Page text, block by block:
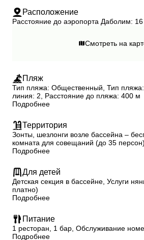
Расположение
Расстояние до аэропорта Даболим:
Смотреть на
Пляж
Тип пляжа: Общественный, Тип
линия: 2, Расстояние до пляжа: 400 м
Подробнее
Территория
Зонты, шезлонги возле бассейна –
комната для совещаний (до 35
запросу, платно)
Подробнее
Для детей
Детская секция в бассейне, Услуги
платно)
Подробнее
Питание
1 ресторан, 1 бар, Обслуживание
Подробнее